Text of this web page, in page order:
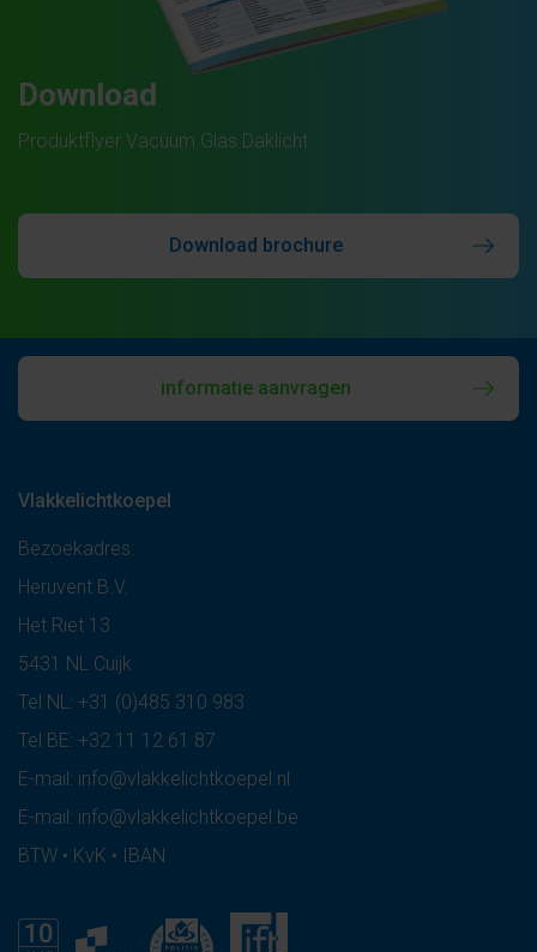
Download
Produktflyer Vacüum Glas Daklicht
Download brochure
informatie aanvragen
Vlakkelichtkoepel
Bezoekadres:
Heruvent B.V.
Het Riet 13
5431 NL Cuijk
Tel NL: +31 (0)485 310 983
Tel BE: +32 11 12 61 87
E-mail: info@vlakkelichtkoepel.nl
E-mail: info@vlakkelichtkoepel.be
BTW • KvK • IBAN